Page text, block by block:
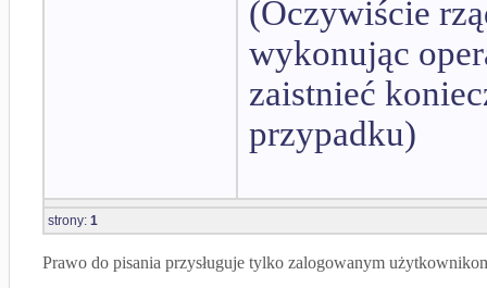
(Oczywiście
wykonując
zaistnieć
przypadku)
strony: 1
Prawo do pisania przysługuje tylko zalogowanym